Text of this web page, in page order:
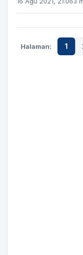
Halaman: 1